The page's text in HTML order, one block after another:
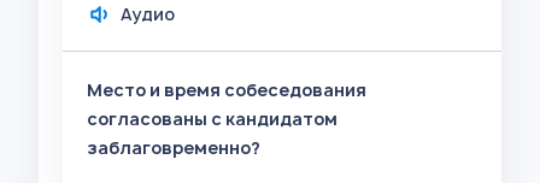
Аудио
Место и время собеседования
согласованы с кандидатом
заблаговременно?